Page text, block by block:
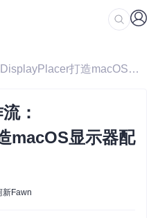
/ 高效掌控多屏工作流：DisplayPlacer打造macOS显示器配置新体验
：
macOS显示器配
新Fawn